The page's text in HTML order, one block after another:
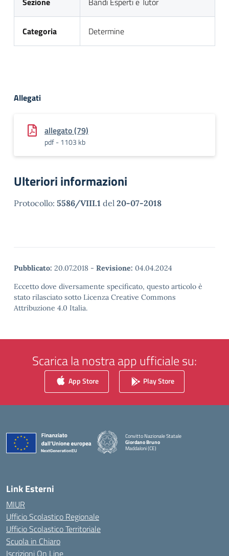
Categoria Determine
Allegati
allegato (79)
pdf - 1103 kb
Ulteriori informazioni
Protocollo: 5586/VIII.1 del 20-07-2018
Pubblicato: 20.07.2018 - Revisione: 04.04.2024
Eccetto dove diversamente specificato, questo articolo è
stato rilasciato sotto Licenza Creative Commons
Attribuzione 4.0 Italia.
Scarica la nostra app ufficiale su:
App Store Play Store
Convitto Nazionale Statale
Giordano Bruno
Maddaloni (CE)
Link Esterni
MIUR
Ufficio Scolastico Regionale
Ufficio Scolastico Territoriale
Scuola in Chiaro
Iscrizioni On Line